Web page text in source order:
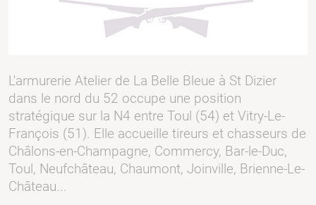
L'armurerie Atelier de La Belle Bleue à St Dizier
dans le nord du 52 occupe une position
stratégique sur la N4 entre Toul (54) et Vitry-Le-
François (51). Elle accueille tireurs et chasseurs de
Châlons-en-Champagne, Commercy, Bar-le-Duc,
Toul, Neufchâteau, Chaumont, Joinville, Brienne-Le-
Château...